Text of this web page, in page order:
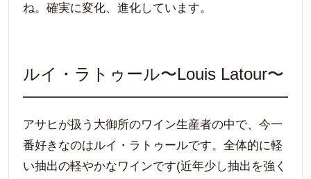
ね。確実に変化、進化しています。
ルイ・ラトゥール〜Louis Latour〜
アサヒが扱う大御所のワイン生産者の中で、今一
番好きなのはルイ・ラトゥールです。全体的に軽
い抽出の軽やかなワインです(近年少し抽出を強く